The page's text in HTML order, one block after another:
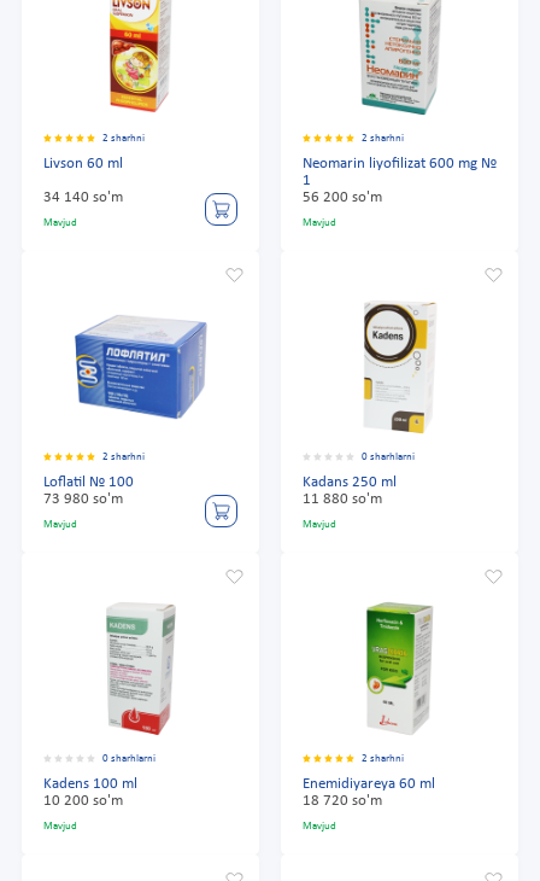
2 sharhni
Livson 60 ml
34 140 so'm
Mavjud
2 sharhni
Neomarin liyofilizat 600 mg №
1
56 200 so'm
Mavjud
2 sharhni
Loflatil № 100
73 980 so'm
Mavjud
0 sharhlarni
Kadans 250 ml
11 880 so'm
Mavjud
0 sharhlarni
Kadens 100 ml
10 200 so'm
Mavjud
2 sharhni
Enemidiyareya 60 ml
18 720 so'm
Mavjud